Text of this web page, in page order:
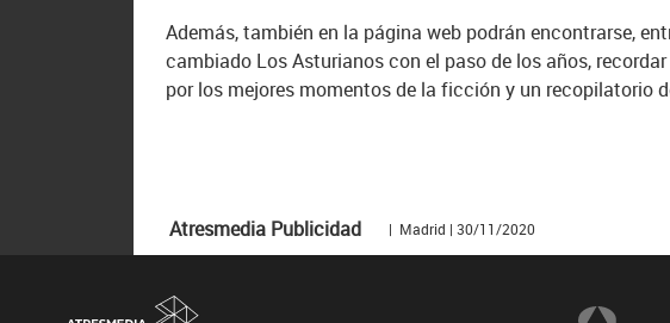
Además, también en la página web podrán encontrarse,
cambiado Los Asturianos con el paso de los años,
por los mejores momentos de la ficción y un recopilatorio
Atresmedia Publicidad | Madrid | 30/11/2020